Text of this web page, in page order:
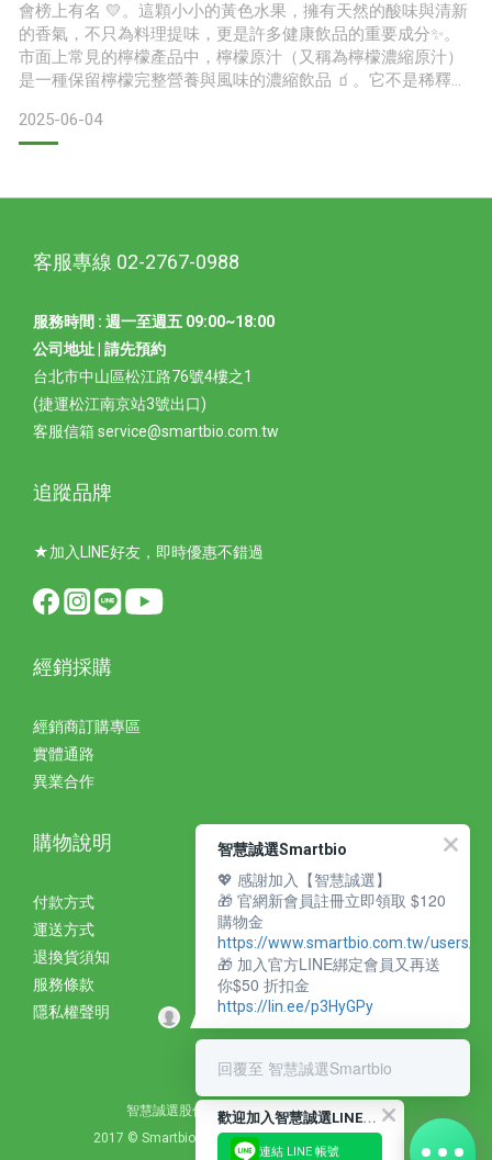
會榜上有名 💛。這顆小小的黃色水果，擁有天然的酸味與清新
的香氣，不只為料理提味，更是許多健康飲品的重要成分✨。
市面上常見的檸檬產品中，檸檬原汁（又稱為檸檬濃縮原汁）
是一種保留檸檬完整營養與風味的濃縮飲品 🧃。它不是稀釋後
榨取新鮮檸檬果汁、過濾與殺菌後直接裝瓶的純天然檸檬精華
✅。🧃 檸檬原汁如何製作？檸檬原汁的製作其實比你想像中更
過
2025-06-04
客服專線 02-2767-0988
服務時間 : 週一至週五 09:00~18:00
公司地址 | 請先預約
台北市中山區松江路76號4樓之1
(捷運松江南京站3號出口)
客服信箱 service@smartbio.com.tw
追蹤品牌
★加入LINE好友，即時優惠不錯過
經銷採購
經銷商訂購專區
實體通路
異業合作
購物說明
付款方式
運送方式
退換貨須知
服務條款
隱私權聲明
智慧誠選股份有限公司 統編：27310393
2017 © Smartbio Corporation. All Rights Reserved.
歡
迎加入智慧誠選LINE好友
連結 LINE 帳號
智慧誠選Smartbio
💖 感謝加入【智慧誠選】
🎁 官網新會員註冊立即領取 $120
購物金
https://www.smartbio.com.tw/users/
🎁 加入官方LINE綁定會員又再送
你$50 折扣金
https://lin.ee/p3HyGPy
回覆至 智慧誠選Smartbio